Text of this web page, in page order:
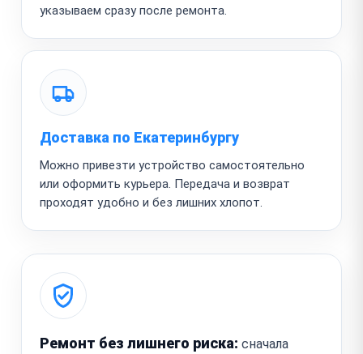
указываем сразу после ремонта.
Доставка по Екатеринбургу
Можно привезти устройство самостоятельно
или оформить курьера. Передача и возврат
проходят удобно и без лишних хлопот.
Ремонт без лишнего риска: сначала